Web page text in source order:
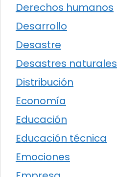
Derechos humanos
Desarrollo
Desastre
Desastres naturales
Distribución
Economía
Educación
Educación técnica
Emociones